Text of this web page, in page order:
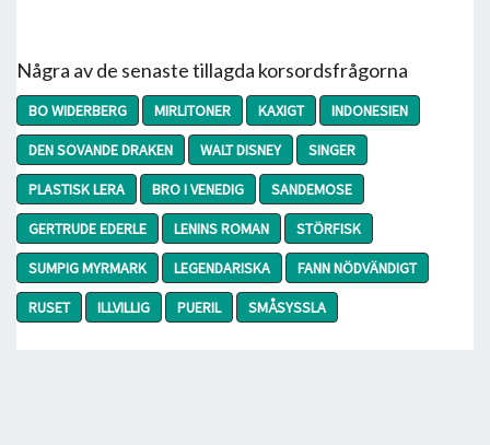
Några av de senaste tillagda korsordsfrågorna
BO WIDERBERG MIRLITONER KAXIGT
INDONESIEN
DEN SOVANDE DRAKEN
WALT DISNEY
SINGER
PLASTISK LERA
BRO I VENEDIG
SANDEMOSE
GERTRUDE EDERLE
LENINS ROMAN
STÖRFISK
SUMPIG MYRMARK
LEGENDARISKA
FANN NÖDVÄNDIGT
RUSET
ILLVILLIG PUERIL SMÅSYSSLA